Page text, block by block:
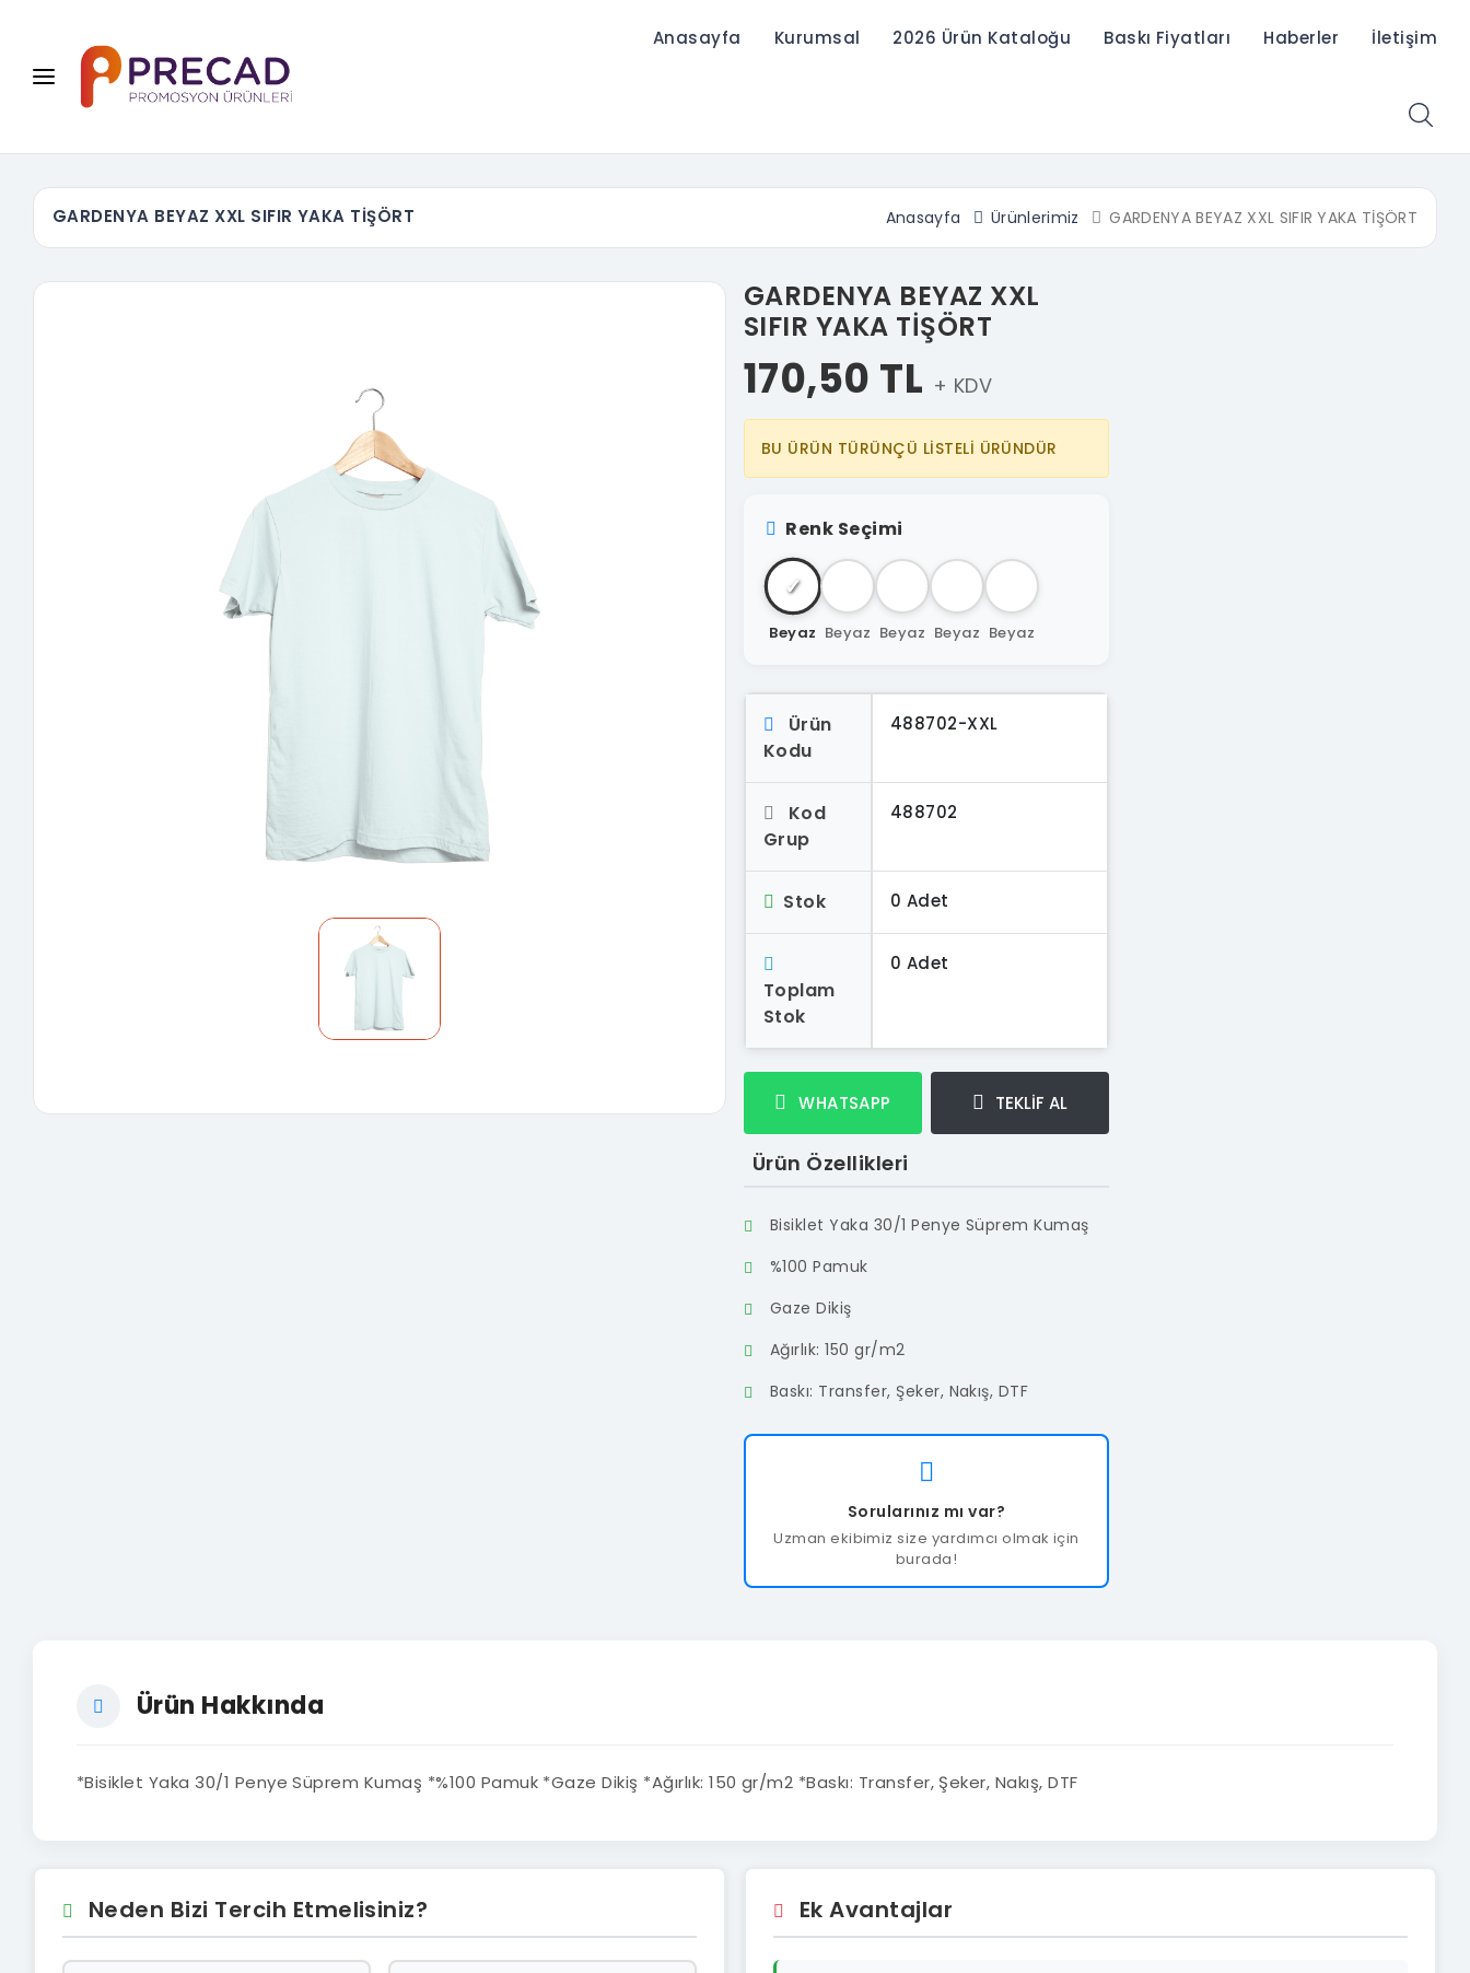
Anasayfa Kurumsal 2026 Ürün Kataloğu Baskı Fiyatları Haberler İletişim
GARDENYA BEYAZ XXL SIFIR YAKA TİŞÖRT Anasayfa Ürünlerimiz GARDENYA BEYAZ XXL SIFIR YAKA TİŞÖRT
GARDENYA BEYAZ XXL
SIFIR YAKA TİŞÖRT
170,50 TL + KDV
BU ÜRÜN TÜRÜNÇÜ LİSTELİ ÜRÜNDÜR
Renk Seçimi
✓
Beyaz Beyaz Beyaz Beyaz Beyaz
Ürün
Kodu
488702-XXL
Kod
Grup
488702
Stok 0 Adet
Toplam
Stok
0 Adet
WHATSAPP TEKLİF AL
Ürün Özellikleri
Bisiklet Yaka 30/1 Penye Süprem Kumaş
%100 Pamuk
Gaze Dikiş
Ağırlık: 150 gr/m2
Baskı: Transfer, Şeker, Nakış, DTF
Sorularınız mı var?
Uzman ekibimiz size yardımcı olmak için
burada!
Ürün Hakkında
*Bisiklet Yaka 30/1 Penye Süprem Kumaş *%100 Pamuk *Gaze Dikiş *Ağırlık: 150 gr/m2 *Baskı: Transfer, Şeker, Nakış, DTF
Neden Bizi Tercih Etmelisiniz? Ek Avantajlar